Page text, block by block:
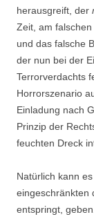
herausgreift, der
Zeit, am
und das falsche
der nun bei der
Terrorverdachts
Horrorszenario
Einladung nach
Prinzip der
feuchten Dreck
Natürlich kann
eingeschränkten
entspringt,